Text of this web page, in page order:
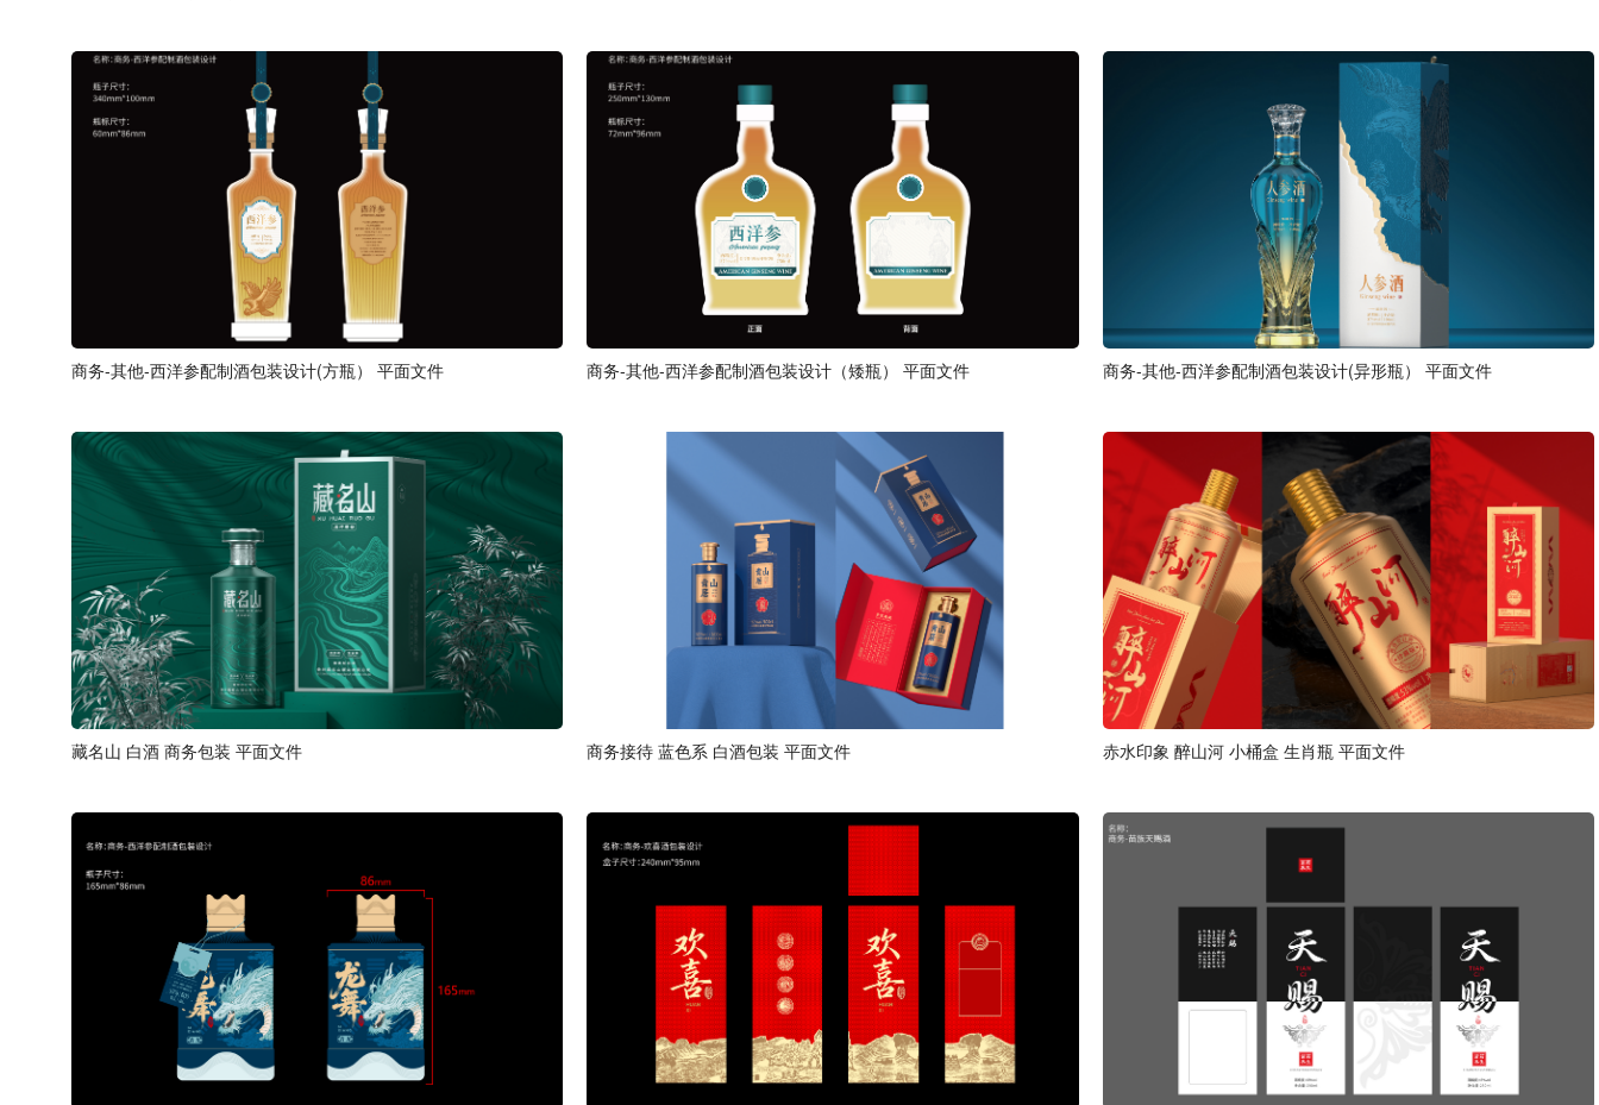
商务-其他-西洋参配制酒包装设计(方瓶） 平面文件 商务-其他-西洋参配制酒包装设计（矮瓶） 平面文件 商务-其他-西洋参配制酒包装设计(异形瓶） 平面文件
藏名山 白酒 商务包装 平面文件 商务接待 蓝色系 白酒包装 平面文件 赤水印象 醉山河 小桶盒 生肖瓶 平面文件